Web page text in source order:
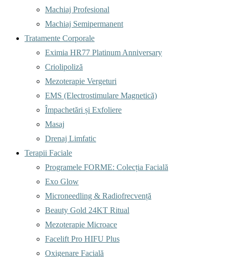
Machiaj Profesional
Machiaj Semipermanent
Tratamente Corporale
Eximia HR77 Platinum Anniversary
Criolipoliză
Mezoterapie Vergeturi
EMS (Electrostimulare Magnetică)
Împachetări și Exfoliere
Masaj
Drenaj Limfatic
Terapii Faciale
Programele FORME: Colecția Facială
Exo Glow
Microneedling & Radiofrecvență
Beauty Gold 24KT Ritual
Mezoterapie Microace
Facelift Pro HIFU Plus
Oxigenare Facială